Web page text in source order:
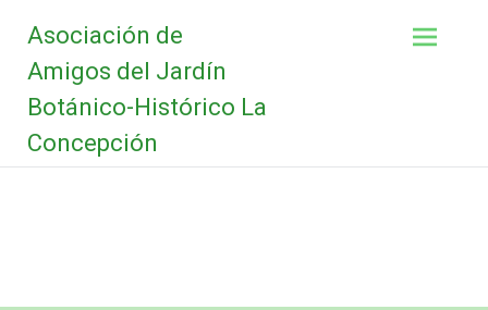
contenido
Asociación de
Amigos del Jardín
Botánico-Histórico La
Concepción